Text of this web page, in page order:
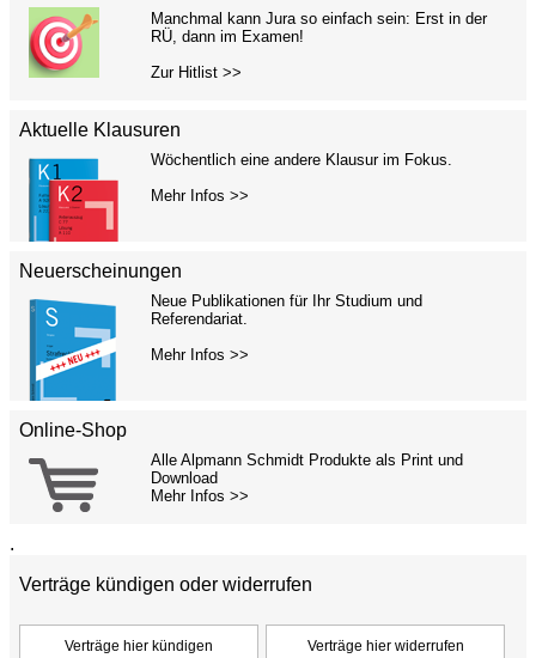
Manchmal kann Jura so einfach sein: Erst in der
RÜ, dann im Examen!
Zur Hitlist >>
Aktuelle Klausuren
Wöchentlich eine andere Klausur im Fokus.
Mehr Infos >>
Neuerscheinungen
Neue Publikationen für Ihr Studium und
Referendariat.
Mehr Infos >>
Online-Shop
Alle Alpmann Schmidt Produkte als Print und
Download
Mehr Infos >>
.
Verträge kündigen oder widerrufen